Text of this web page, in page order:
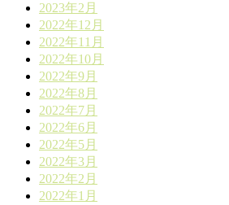
2023年2月
2022年12月
2022年11月
2022年10月
2022年9月
2022年8月
2022年7月
2022年6月
2022年5月
2022年3月
2022年2月
2022年1月